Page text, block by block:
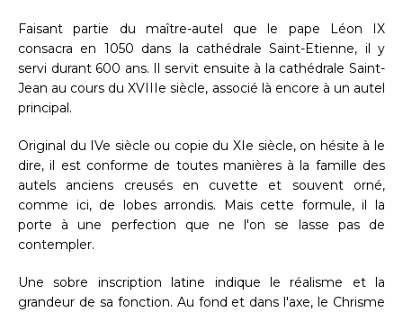
Faisant partie du maître-autel que le pape Léon IX
consacra en 1050 dans la cathédrale Saint-Etienne, il y
servi durant 600 ans. Il servit ensuite à la cathédrale Saint-
Jean au cours du XVIIIe siècle, associé là encore à un autel
principal.
Original du IVe siècle ou copie du XIe siècle, on hésite à le
dire, il est conforme de toutes manières à la famille des
autels anciens creusés en cuvette et souvent orné,
comme ici, de lobes arrondis. Mais cette formule, il la
porte à une perfection que ne l'on se lasse pas de
contempler.
Une sobre inscription latine indique le réalisme et la
grandeur de sa fonction. Au fond et dans l'axe, le Chrisme